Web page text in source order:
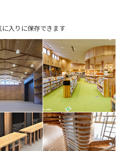
入りに保存できます